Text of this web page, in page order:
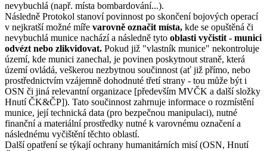
nevybuchlá (např. místa bombardování...).
Následně Protokol stanoví povinnost po skončení bojových operací
v nejkratší možné míře varovně označit místa, kde se opuštěná či
nevybuchlá munice nachází a následně tyto oblasti vyčistit - munici
odvézt nebo zlikvidovat. Pokud již "vlastník munice" nekontroluje
území, kde munici zanechal, je povinen poskytnout straně, která
území ovládá, veškerou nezbytnou součinnost (ať již přímo, nebo
prostřednictvím vzájemně dohodnuté třetí strany - tou může být i
OSN či jiná relevantní organizace [především MVČK a další složky
Hnutí ČK&ČP]). Tato součinnost zahrnuje informace o rozmístění
munice, její technická data (pro bezpečnou manipulaci), nutné
finanční a materiální prostředky nutné k varovnému označení a
následnému vyčištění těchto oblastí.
Další opatření se týkají ochrany humanitárních misí (OSN, Hnutí